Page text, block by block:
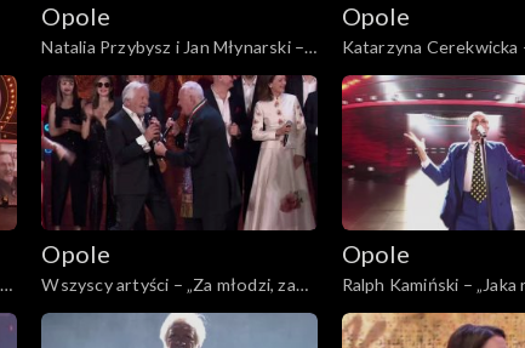
Opole
Natalia Przybysz i Jan Młynarski –
„Odpływają kawiarenki”. 62. KFPP:
„Małe tęsknoty – koncert pamięci
Wojciecha Trzcińskiego”
Opole
Katarzyna Cerekwicka
dobrego drzewa”. 62.
tęsknoty – koncert
Wojciecha Trzcińskiego”
Opole
Wszyscy artyści – „Za młodzi, za
starzy”. 62. KFPP: Koncert „Trzy
ćwiartki Jacka Cygana”
Opole
Ralph Kamiński –
cierń”. 62. KFPP:
ćwiartki Jacka Cygana”